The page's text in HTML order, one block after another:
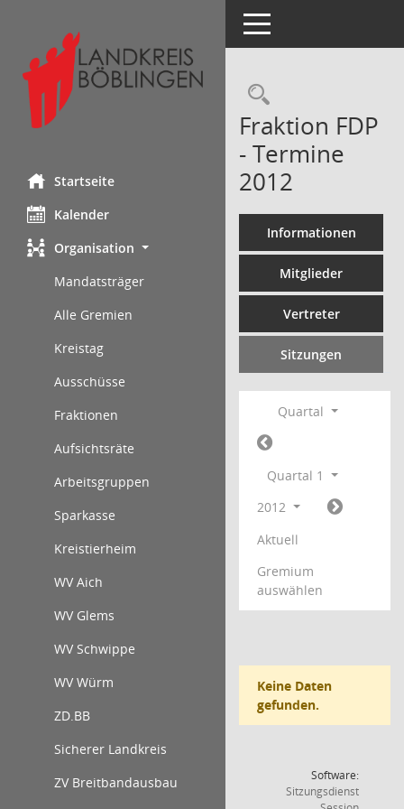
Startseite
Kalender
Organisation
Mandatsträger
Alle Gremien
Kreistag
Ausschüsse
Fraktionen
Aufsichtsräte
Arbeitsgruppen
Sparkasse
Kreistierheim
WV Aich
WV Glems
WV Schwippe
WV Würm
ZD.BB
Sicherer Landkreis
ZV Breitbandausbau
Toggle navigation
Fraktion FDP
- Termine
2012
Informationen
Mitglieder
Vertreter
Sitzungen
Quartal
Quartal 1
2012
Aktuell
Gremium
auswählen
Keine Daten
gefunden.
Software:
Sitzungsdienst